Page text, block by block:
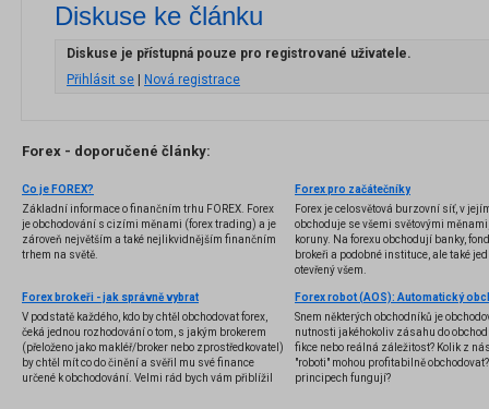
Diskuse ke článku
Diskuse je přístupná pouze pro registrované uživatele.
Přihlásit se
Nová registrace
Forex - doporučené články:
Co je FOREX?
Základní informace o finančním trhu FOREX. Forex
je obchodování s cizími měnami (forex trading) a je
zároveň největším a také nejlikvidnějším finančním
trhem na světě.
Forex pro začátečníky
Forex je celosvětová burzovní síť, v
obchoduje se všemi světovými
koruny. Na forexu obchodují banky,
brokeři a podobné instituce, ale také
otevřený všem.
Forex brokeři - jak správně vybrat
V podstatě každého, kdo by chtěl obchodovat forex,
čeká jednou rozhodování o tom, s jakým brokerem
(přeloženo jako makléř/broker nebo zprostředkovatel)
by chtěl mít co do činění a svěřil mu své finance
určené k obchodování. Velmi rád bych vám přiblížil
Snem některých obchodníků je
nutnosti jakéhokoliv zásahu do
fikce nebo reálná záležitost? Kolik z
"roboti" mohou profitabilně
principech fungují?